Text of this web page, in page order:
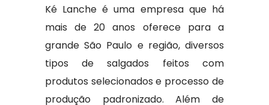
Ké Lanche é uma empresa que há
mais de 20 anos oferece para a
grande São Paulo e região, diversos
tipos de salgados feitos com
produtos selecionados e processo de
produção padronizado. Além de